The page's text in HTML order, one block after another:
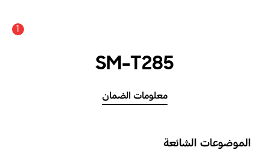
1
SM-T285
معلومات الضمان
الموضوعات الشائعة